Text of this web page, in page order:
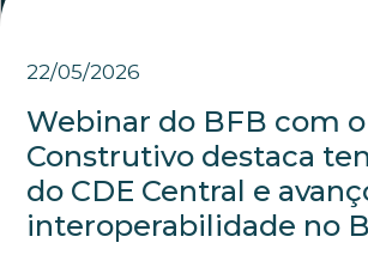
22/05/2026
Webinar do BFB com o
Construtivo destaca
do CDE Central e
interoperabilidade no